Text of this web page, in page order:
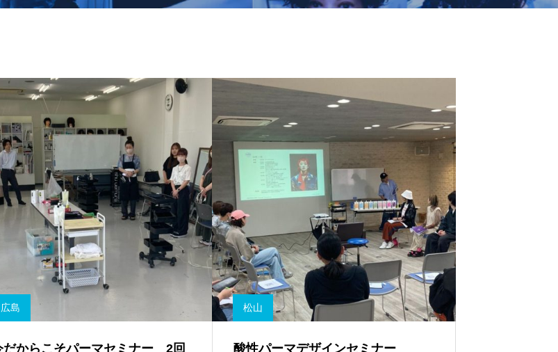
広島
だからこそパーマセミナー 2回
松山
酸性パーマデザインセミナー